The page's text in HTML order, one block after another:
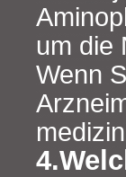
um die
Wenn